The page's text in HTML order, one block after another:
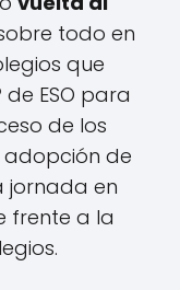
todo en
que
ESO para
de los
adopción de
jornada en
frente a la